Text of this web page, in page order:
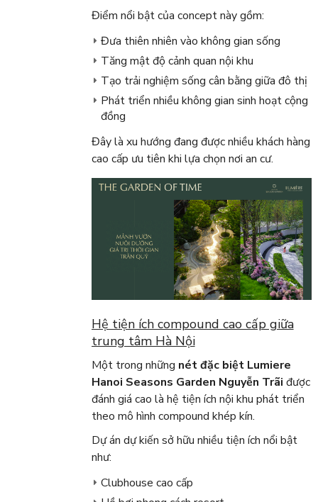
Điểm nổi bật của concept này gồm:
Đưa thiên nhiên vào không gian sống
Tăng mật độ cảnh quan nội khu
Tạo trải nghiệm sống cân bằng giữa đô thị
Phát triển nhiều không gian sinh hoạt cộng
đồng
Đây là xu hướng đang được nhiều khách hàng
cao cấp ưu tiên khi lựa chọn nơi an cư.
Hệ tiện ích compound cao cấp giữa
trung tâm Hà Nội
Một trong những nét đặc biệt Lumiere
Hanoi Seasons Garden Nguyễn Trãi được
đánh giá cao là hệ tiện ích nội khu phát triển
theo mô hình compound khép kín.
Dự án dự kiến sở hữu nhiều tiện ích nổi bật
như:
Clubhouse cao cấp